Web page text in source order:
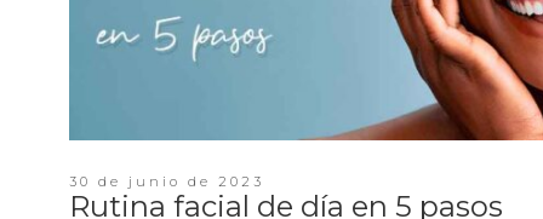
PIEL MADURA / ARRUGAS Y
FLACIDEZ
VITALIDAD
30 de junio de 2023
Rutina facial de día en 5 pasos